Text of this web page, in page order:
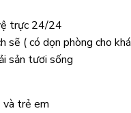
trực 24/24
sẽ ( có dọn phòng cho
sản tươi sống
và trẻ em